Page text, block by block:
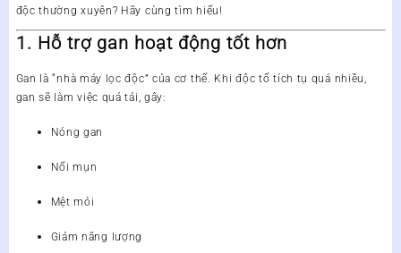
độc thường xuyên? Hãy cùng tìm hiểu!
1. Hỗ trợ gan hoạt động tốt hơn
Gan là “nhà máy lọc độc” của cơ thể. Khi độc tố tích tụ quá nhiều,
gan sẽ làm việc quá tải, gây:
Nóng gan
Nổi mụn
Mệt mỏi
Giảm năng lượng